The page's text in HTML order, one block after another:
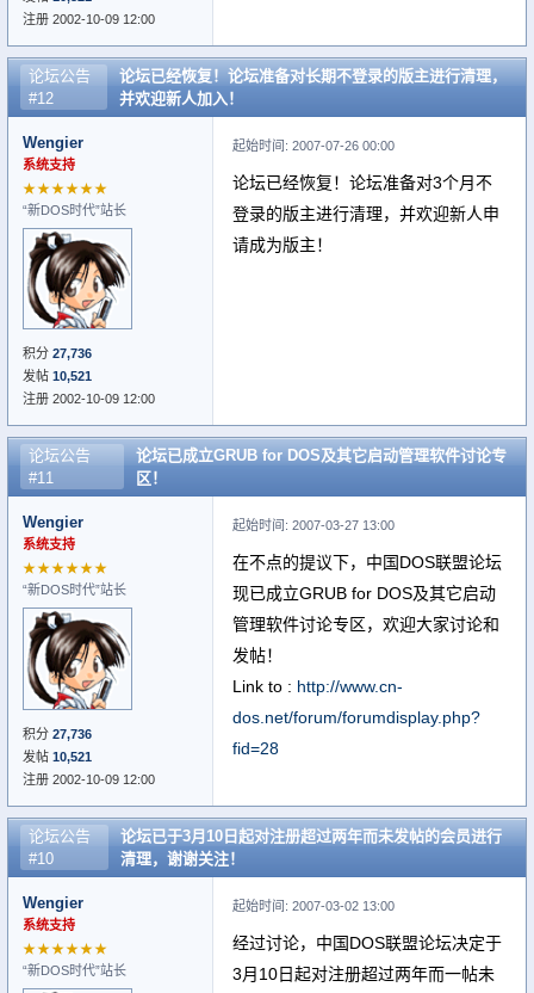
注册 2002-10-09 12:00
论坛公告
#12
论坛已经恢复！论坛准备对长期不登录的版主进行清理，
并欢迎新人加入！
Wengier
系统支持
★★★★★★
“新DOS时代”站长
积分 27,736
发帖 10,521
注册 2002-10-09 12:00
起始时间: 2007-07-26 00:00
论坛已经恢复！论坛准备对3个月不
登录的版主进行清理，并欢迎新人申
请成为版主！
论坛公告
#11
论坛已成立GRUB for DOS及其它启动管理软件讨论专
区！
Wengier
系统支持
★★★★★★
“新DOS时代”站长
积分 27,736
发帖 10,521
注册 2002-10-09 12:00
起始时间: 2007-03-27 13:00
在不点的提议下，中国DOS联盟论坛
现已成立GRUB for DOS及其它启动
管理软件讨论专区，欢迎大家讨论和
发帖！
Link to : http://www.cn-
dos.net/forum/forumdisplay.php?
fid=28
论坛公告
#10
论坛已于3月10日起对注册超过两年而未发帖的会员进行
清理，谢谢关注！
Wengier
系统支持
★★★★★★
“新DOS时代”站长
起始时间: 2007-03-02 13:00
经过讨论，中国DOS联盟论坛决定于
3月10日起对注册超过两年而一帖未